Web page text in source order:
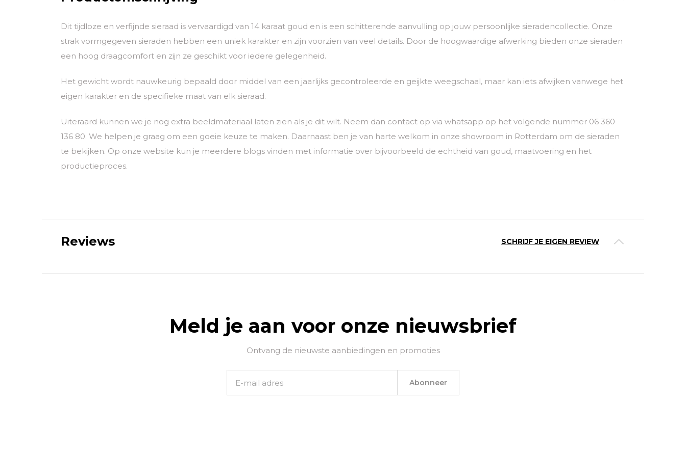
Dit tijdloze en verfijnde sieraad is vervaardigd van 14 karaat goud en is een schitterende aanvulling op jouw persoonlijke sieradencollectie. Onze
strak vormgegeven sieraden hebben een uniek karakter en zijn voorzien van veel details. Door de hoogwaardige afwerking bieden onze sieraden
een hoog draagcomfort en zijn ze geschikt voor iedere gelegenheid.
Het gewicht wordt nauwkeurig bepaald door middel van een jaarlijks gecontroleerde en geijkte weegschaal, maar kan iets afwijken vanwege het
eigen karakter en de specifieke maat van elk sieraad.
Uiteraard kunnen we je nog extra beeldmateriaal laten zien als je dit wilt. Neem dan contact op via whatsapp op het volgende nummer 06 360
136 80. We helpen je graag om een goeie keuze te maken. Daarnaast ben je van harte welkom in onze showroom in Rotterdam om de sieraden
te bekijken. Op onze website kun je meerdere blogs vinden met informatie over bijvoorbeeld de echtheid van goud, maatvoering en het
productieproces.
Reviews SCHRIJF JE EIGEN REVIEW
Meld je aan voor onze nieuwsbrief
Ontvang de nieuwste aanbiedingen en promoties
Abonneer